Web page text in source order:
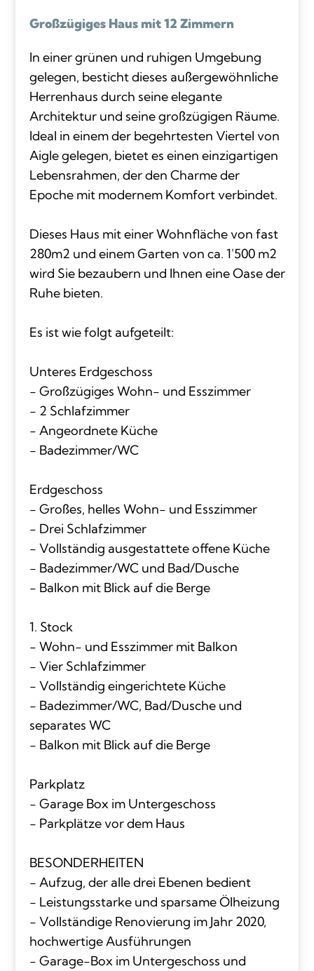
Großzügiges Haus mit 12 Zimmern
In einer grünen und ruhigen Umgebung
gelegen, besticht dieses außergewöhnliche
Herrenhaus durch seine elegante
Architektur und seine großzügigen Räume.
Ideal in einem der begehrtesten Viertel von
Aigle gelegen, bietet es einen einzigartigen
Lebensrahmen, der den Charme der
Epoche mit modernem Komfort verbindet.
Dieses Haus mit einer Wohnfläche von fast
280m2 und einem Garten von ca. 1'500 m2
wird Sie bezaubern und Ihnen eine Oase der
Ruhe bieten.
Es ist wie folgt aufgeteilt:
Unteres Erdgeschoss
- Großzügiges Wohn- und Esszimmer
- 2 Schlafzimmer
- Angeordnete Küche
- Badezimmer/WC
Erdgeschoss
- Großes, helles Wohn- und Esszimmer
- Drei Schlafzimmer
- Vollständig ausgestattete offene Küche
- Badezimmer/WC und Bad/Dusche
- Balkon mit Blick auf die Berge
1. Stock
- Wohn- und Esszimmer mit Balkon
- Vier Schlafzimmer
- Vollständig eingerichtete Küche
- Badezimmer/WC, Bad/Dusche und
separates WC
- Balkon mit Blick auf die Berge
Parkplatz
- Garage Box im Untergeschoss
- Parkplätze vor dem Haus
BESONDERHEITEN
- Aufzug, der alle drei Ebenen bedient
- Leistungsstarke und sparsame Ölheizung
- Vollständige Renovierung im Jahr 2020,
hochwertige Ausführungen
- Garage-Box im Untergeschoss und